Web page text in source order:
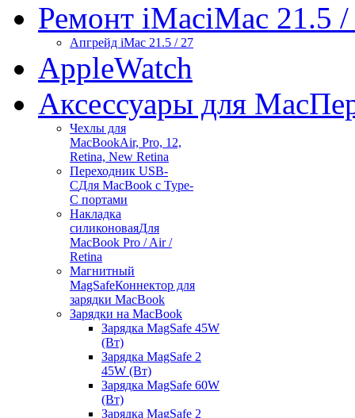
Ремонт iMaciMac 21.5 /
Апгрейд iMac 21.5 / 27
AppleWatch
Аксессуары для Mac
Чехлы для
MacBookAir, Pro, 12,
Retina, New Retina
Переходник USB-
CДля MacBook с Type-
C портами
Накладка
силиконоваяДля
MacBook Pro / Air /
Retina
Магнитный
MagSafeКоннектор для
зарядки MacBook
Зарядки на MacBook
Зарядка MagSafe 45W
(Вт)
Зарядка MagSafe 2
45W (Вт)
Зарядка MagSafe 60W
(Вт)
Зарядка MagSafe 2